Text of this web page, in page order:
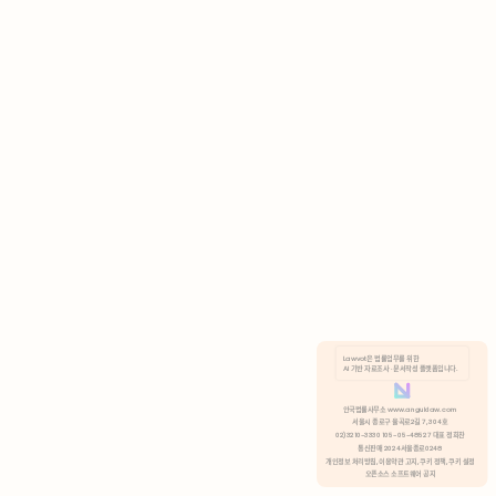
분석 쿠키 허용
Lawvot은 법률업무를 위한
AI 기반 자료조사 · 문서작성 플랫폼입니다.
안국법률사무소 www.anguklaw.com
서울시 종로구 율곡로2길 7, 304호
02)3210-3330 105-05-48527 대표 정희찬
통신판매 2024서울종로0248
개인정보 처리방침, 이용약관 고지, 쿠키 정책, 쿠키 설정
오픈소스 소프트웨어 공지